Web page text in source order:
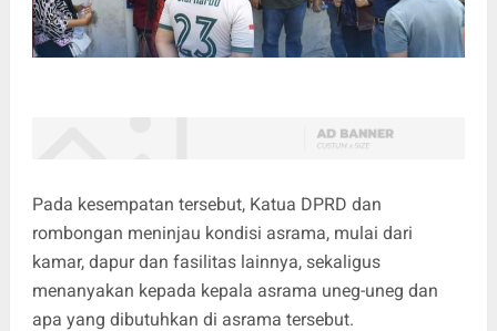
Pada kesempatan tersebut, Katua DPRD dan
rombongan meninjau kondisi asrama, mulai dari
kamar, dapur dan fasilitas lainnya, sekaligus
menanyakan kepada kepala asrama uneg-uneg dan
apa yang dibutuhkan di asrama tersebut.